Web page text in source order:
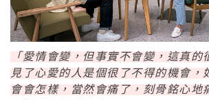
「愛情會變，但事實不會變，這真的
見了心愛的人是個很了不得的機會，
會會怎樣，當然會痛了，刻骨銘心地